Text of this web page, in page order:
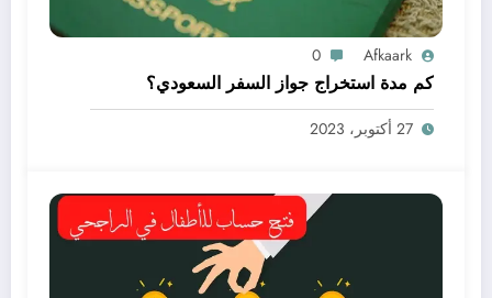
Afkaark
0
كم مدة استخراج جواز السفر السعودي؟
27 أكتوبر، 2023